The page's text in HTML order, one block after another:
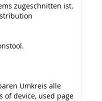
zugeschnitten ist.
Umkreis alle
of device, used page